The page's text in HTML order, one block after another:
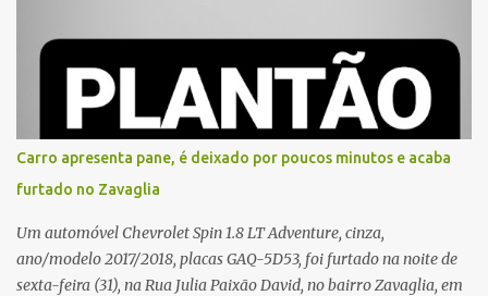
proximidades. Ainda conforme o registro policial, a vítima relatou
que, ao receber a entrega, voltou a ser ofendida com palavras de
baixo calão e insultos. Ela informou à Polícia Civil que mora
sozinha e que se sentiu ameaçada, coagida e humilhada com a
situação. Fonte: São Carlos Agora
Carro apresenta pane, é deixado por poucos minutos e acaba
furtado no Zavaglia
Um automóvel Chevrolet Spin 1.8 LT Adventure, cinza,
ano/modelo 2017/2018, placas GAQ-5D53, foi furtado na noite de
sexta-feira (31), na Rua Julia Paixão David, no bairro Zavaglia, em